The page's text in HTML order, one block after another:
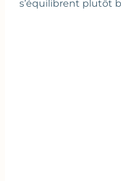
s’équilibrent plutôt